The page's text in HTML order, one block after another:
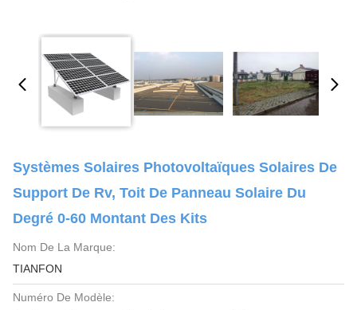
Systèmes Solaires Photovoltaïques Solaires De
Support De Rv, Toit De Panneau Solaire Du
Degré 0-60 Montant Des Kits
Nom De La Marque:
TIANFON
Numéro De Modèle: